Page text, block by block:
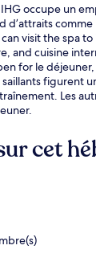
occupe un
d’attraits
visit the spa
and cuisine
for le
figurent
Les
cet